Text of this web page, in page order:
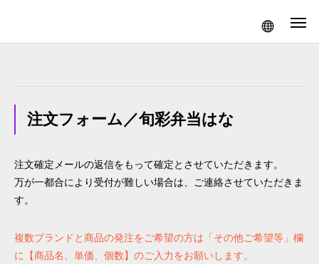
注文フォーム／旬彩弁当はな
注文確定メールの返信をもって確定とさせていただきます。
万が一都合により受付が難しい場合は、ご連絡させていただきま
す。
複数ブランドと商品の発注をご希望の方は「その他ご希望等」欄
に【商品名、単価、個数】のご入力をお願いします。